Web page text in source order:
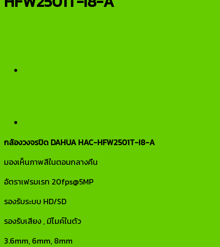
กล้องวงจรปิด DAHUA HAC-HFW2501T-I8-A
มองเห็นภาพสีในตอนกลางคืน
อัตราเฟรมเรท 20fps@5MP
รองรับระบบ HD/SD
รองรับเสียง , มีไมค์ในตัว
3.6mm, 6mm, 8mm